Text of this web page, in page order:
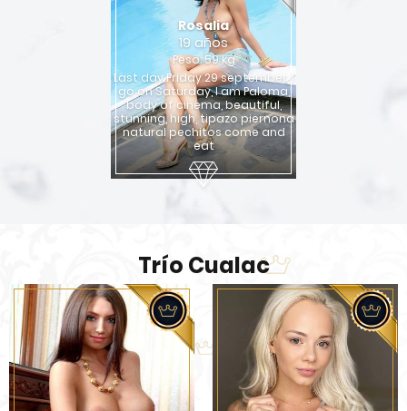
Rosalia
19 años
Peso: 59 kg
Last day Friday 29 september, I
go on Saturday, I am Paloma,
body of cinema, beautiful,
stunning, high, tipazo piernona
natural pechitos come and
eat
Trío Cualac